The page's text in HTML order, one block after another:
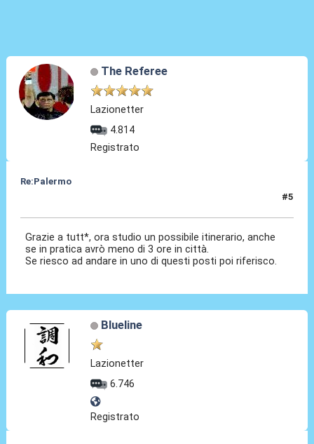
The Referee
Lazionetter
4.814
Registrato
Re:Palermo
#5
Grazie a tutt*, ora studio un possibile itinerario, anche
se in pratica avrò meno di 3 ore in città.
Se riesco ad andare in uno di questi posti poi riferisco.
Blueline
Lazionetter
6.746
Registrato